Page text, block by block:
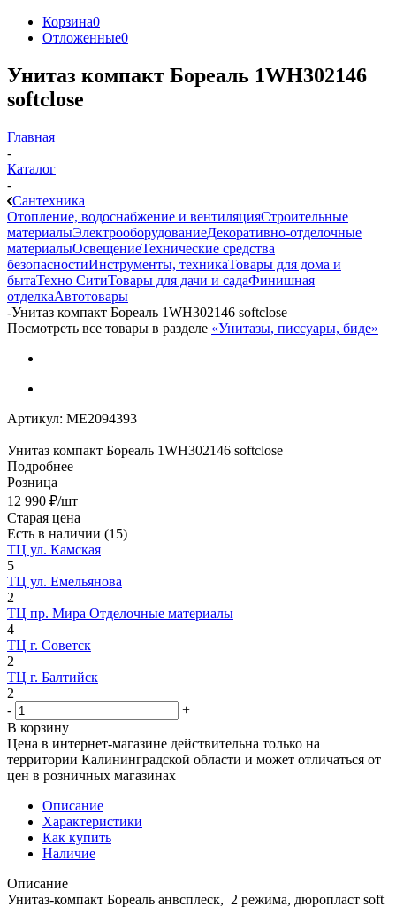
Корзина0
Отложенные0
Унитаз компакт Бореаль 1WH302146
softclose
Главная
-
Каталог
-
Сантехника
Отопление, водоснабжение и вентиляцияСтроительные
материалыЭлектрооборудованиеДекоративно-отделочные
материалыОсвещениеТехнические средства
безопасностиИнструменты, техникаТовары для дома и
бытаТехно СитиТовары для дачи и садаФинишная
отделкаАвтотовары
-Унитаз компакт Бореаль 1WH302146 softclose
Посмотреть все товары в разделе «Унитазы, писсуары, биде»
Артикул: МЕ2094393
Унитаз компакт Бореаль 1WH302146 softclose
Подробнее
Розница
12 990 ₽/шт
Старая цена
Есть в наличии (15)
ТЦ ул. Камская
5
ТЦ ул. Емельянова
2
ТЦ пр. Мира Отделочные материалы
4
ТЦ г. Советск
2
ТЦ г. Балтийск
2
-
+
В корзину
Цена в интернет-магазине действительна только на
территории Калининградской области и может отличаться от
цен в розничных магазинах
Описание
Характеристики
Как купить
Наличие
Описание
Унитаз-компакт Бореаль анвсплеск, 2 режима, дюропласт soft